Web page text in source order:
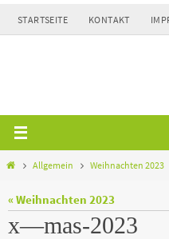
Zum
Inhalt
STARTSEITE KONTAKT
HomeAllgemein Weihnachten 2023
« Weihnachten 2023
x—mas-2023